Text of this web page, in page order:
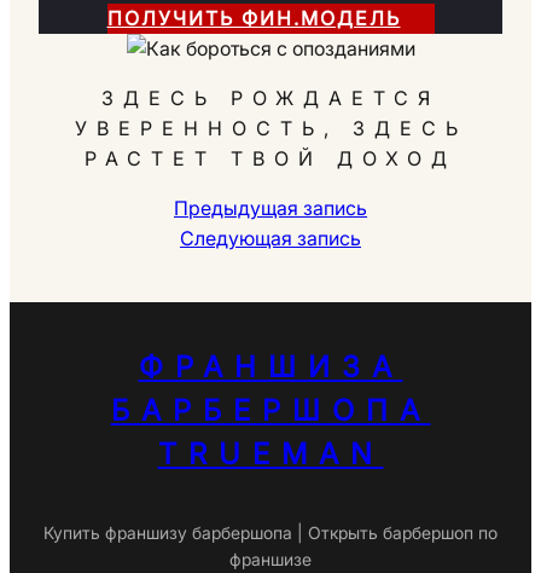
ПОЛУЧИТЬ ФИН.МОДЕЛЬ
ЗДЕСЬ РОЖДАЕТСЯ
УВЕРЕННОСТЬ, ЗДЕСЬ
РАСТЕТ ТВОЙ ДОХОД
Предыдущая запись
Следующая запись
ФРАНШИЗА
БАРБЕРШОПА
TRUEMAN
Купить франшизу барбершопа | Открыть барбершоп по
франшизе